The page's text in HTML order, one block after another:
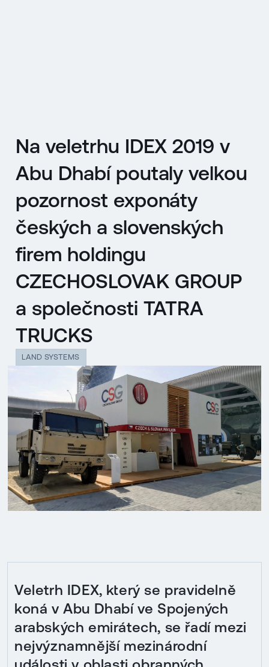
Na veletrhu IDEX 2019 v
Abu Dhabí poutaly velkou
pozornost exponáty
českých a slovenských
firem holdingu
CZECHOSLOVAK GROUP
a společnosti TATRA
TRUCKS
LAND SYSTEMS
Veletrh IDEX, který se pravidelně
koná v Abu Dhabí ve Spojených
arabských emirátech, se řadí mezi
nejvýznamnější mezinárodní